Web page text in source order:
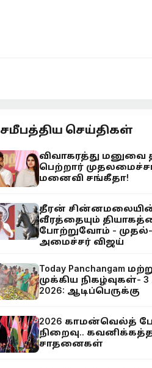
சமீபத்திய செய்திகள்
விவாகரத்து மனுவை
பெற்றார்
மனைவி சங்கீதா!
தீரன்
வீரத்தையும்
போற்றுவோம் - முதல்-
அமைச்சர் விஜய்
Today Panchangam
முக்கிய நிகழ்வுகள்-
2026: ஆடிப்பெருக்கு
2026 காமன்வெல்த்
நிறைவு..
சாதனைகள்